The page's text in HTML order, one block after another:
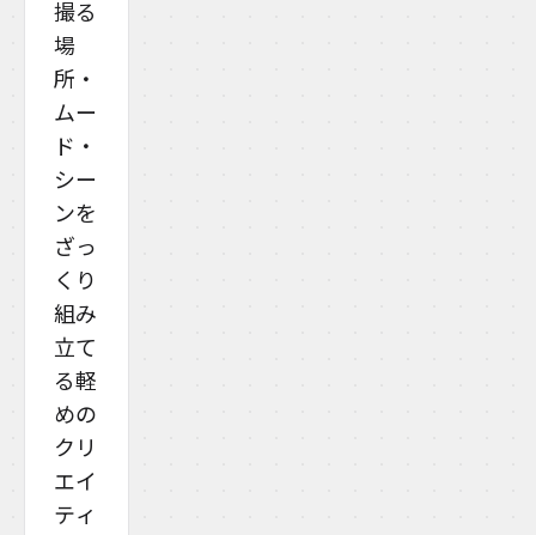
撮る
場
所・
ムー
ド・
シー
ンを
ざっ
くり
組み
立て
る軽
めの
クリ
エイ
ティ